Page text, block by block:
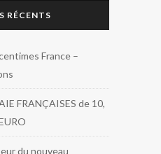
RÉCENTS
France –
FRANÇAISES de 10,
du nouveau